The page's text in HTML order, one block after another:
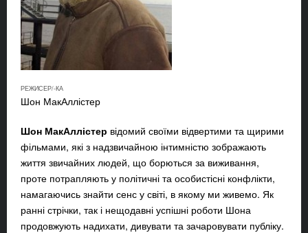
РЕЖИСЕР/-КА
Шон МакАллістер
Шон МакАллістер відомий своїми відвертими та щирими
фільмами, які з надзвичайною інтимністю зображають
життя звичайних людей, що борються за виживання,
проте потрапляють у політичні та особистісні конфлікти,
намагаючись знайти сенс у світі, в якому ми живемо. Як
ранні стрічки, так і нещодавні успішні роботи Шона
продовжують надихати, дивувати та зачаровувати публіку.